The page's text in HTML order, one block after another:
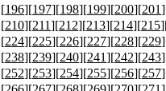
[196][197][198][199][200][201
[210][211][212][213][214][215
[224][225][226][227][228][229
[238][239][240][241][242][243
[252][253][254][255][256][257